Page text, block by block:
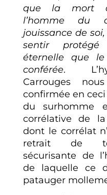
que la mort
l’homme du
jouissance de
sentir protégé
éternelle que
conférée.
Carrouges
confirmée en
du surhomme
corrélative de
dont le corrélat
retrait de
sécurisante de
de laquelle ce
patauger